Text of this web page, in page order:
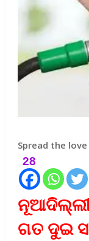
Spread the love
28
ଗତ ଦୁଇ